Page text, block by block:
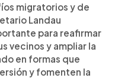
migratorios y de
Landau
para reafirmar
vecinos y ampliar la
en formas que
y fomenten la